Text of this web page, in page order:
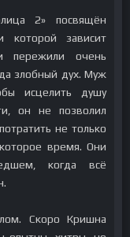
2» посвящён
зависит
пережили очень
злобный дух. Муж
исцелить душу
он не позволил
не только
время. Они
когда всё
Скоро Кришна